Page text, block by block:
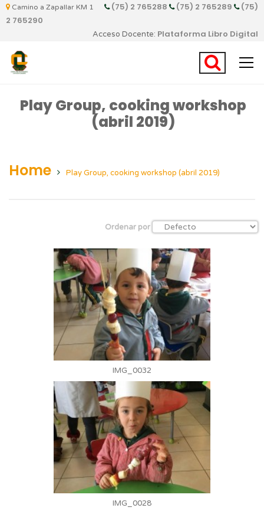
Camino a Zapallar KM 1 (75) 2 765288 (75) 2 765289
(75)
2 765290
Acceso Docente: Plataforma Libro Digital
Play Group, cooking workshop
(abril 2019)
Home Play Group, cooking workshop (abril 2019)
Ordenar por
IMG_0032
IMG_0028